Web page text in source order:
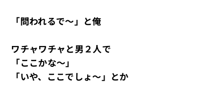
「問われるで～」と俺
ワチャワチャと男２人で
「ここかな～」
「いや、ここでしょ～」とか